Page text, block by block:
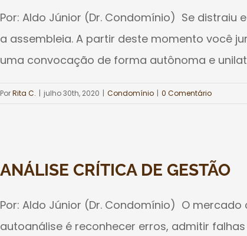
Por: Aldo Júnior (Dr. Condomínio) Se
a assembleia. A partir deste momento você
uma convocação de forma autônoma e
PorRita C. | julho 30th, 2020 | Condomínio | 0 Comentário
ANÁLISE CRÍTICA DE GESTÃO
Por: Aldo Júnior (Dr. Condomínio) O
autoanálise é reconhecer erros, admitir